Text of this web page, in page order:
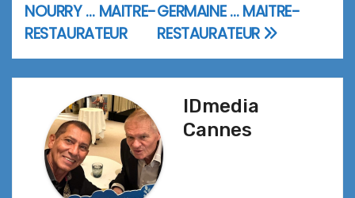
de
l’article
GERMAINE … MAITRE-
RESTAURATEUR
NOURRY … MAITRE-
RESTAURATEUR
IDmedia
Cannes